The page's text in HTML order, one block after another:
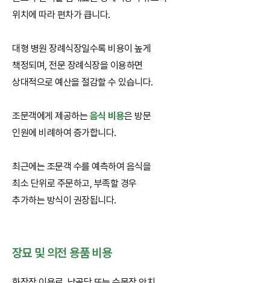
위치에 따라 편차가 큽니다.
대형 병원 장례식장일수록 비용이 높게
책정되며, 전문 장례식장을 이용하면
상대적으로 예산을 절감할 수 있습니다.
조문객에게 제공하는 음식 비용은 방문
인원에 비례하여 증가합니다.
최근에는 조문객 수를 예측하여 음식을
최소 단위로 주문하고, 부족할 경우
추가하는 방식이 권장됩니다.
장묘 및 의전 용품 비용